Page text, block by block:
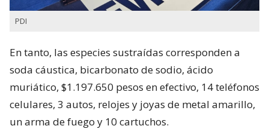
PDI
En tanto, las especies sustraídas corresponden a
soda cáustica, bicarbonato de sodio, ácido
muriático, $1.197.650 pesos en efectivo, 14 teléfonos
celulares, 3 autos, relojes y joyas de metal amarillo,
un arma de fuego y 10 cartuchos.